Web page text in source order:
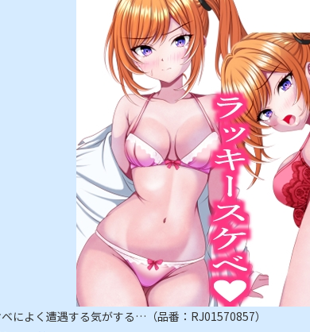
によく遭遇する気がする…（品番：RJ01570857）